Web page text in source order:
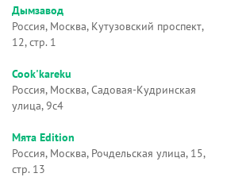
Дымзавод
Россия, Москва, Кутузовский проспект,
12, стр. 1
Cook'kareku
Россия, Москва, Садовая-Кудринская
улица, 9с4
Мята Edition
Россия, Москва, Рочдельская улица, 15,
стр. 13